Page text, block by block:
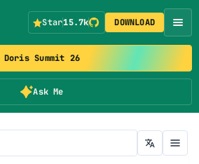
Doris Summit 26
Ask Me
Star15.7k DOWNLOAD